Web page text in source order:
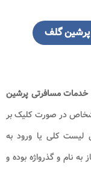
پرشین گلف
مسافرتی پرشین
در صورت کلیک بر
لیست کلی یا ورود به
به نام و گذرواژه بوده و